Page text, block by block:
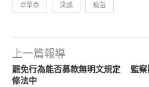
卓榮泰 流感 疫苗
上一篇報導
罷免行為能否募款無明文規定 監察
修法中